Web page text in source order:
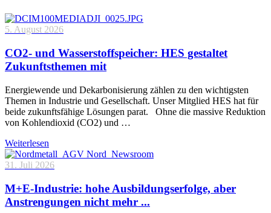
5. August 2026
CO2- und Wasserstoffspeicher: HES gestaltet
Zukunftsthemen mit
Energiewende und Dekarbonisierung zählen zu den wichtigsten
Themen in Industrie und Gesellschaft. Unser Mitglied HES hat für
beide zukunftsfähige Lösungen parat. Ohne die massive Reduktion
von Kohlendioxid (CO2) und …
Weiterlesen
31. Juli 2026
M+E-Industrie: hohe Ausbildungserfolge, aber
Anstrengungen nicht mehr ...